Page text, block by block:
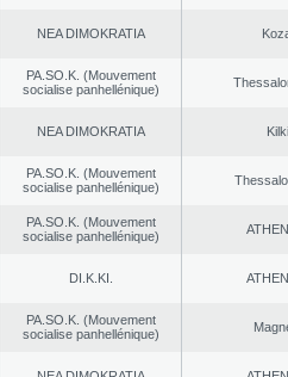
NEA DΙMOKRATIA
PA.SO.K. (Mouvement
socialise panhellénique)
NEA DΙMOKRATIA
PA.SO.K. (Mouvement
socialise panhellénique)
PA.SO.K. (Mouvement
socialise panhellénique)
DI.K.KI.
PA.SO.K. (Mouvement
socialise panhellénique)